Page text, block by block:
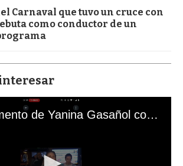
Carnaval que tuvo un cruce con
como conductor de un
El mal momento de Yanina Gasañol con un hincha argentino en "Subrayado"